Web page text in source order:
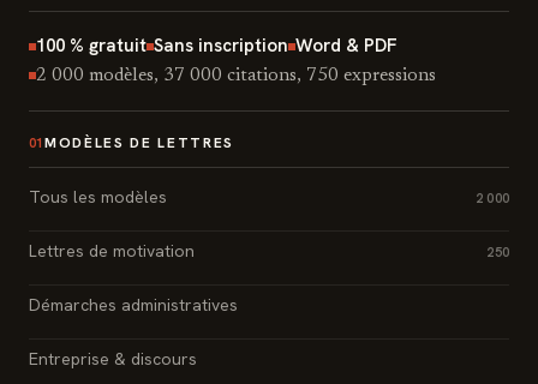
100 % gratuit Sans inscription Word & PDF
2 000 modèles, 37 000 citations, 750 expressions
01 MODÈLES DE LETTRES
Tous les modèles 2 000
Lettres de motivation 250
Démarches administratives
Entreprise & discours